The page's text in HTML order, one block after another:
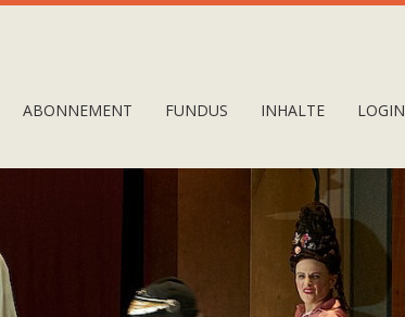
ABONNEMENT FUNDUS INHALTE LOGIN